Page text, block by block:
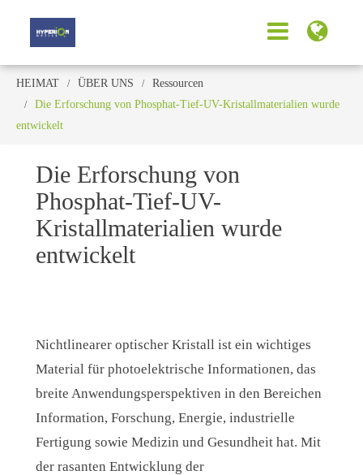
HEIMAT ÜBER UNS
Ressourcen
Die Erforschung von Phosphat-Tief-UV-Kristallmaterialien wurde
entwickelt
Die Erforschung von
Phosphat-Tief-UV-
Kristallmaterialien wurde
entwickelt
Nichtlinearer optischer Kristall ist ein wichtiges
Material für photoelektrische Informationen, das
breite Anwendungsperspektiven in den Bereichen
Information, Forschung, Energie, industrielle
Fertigung sowie Medizin und Gesundheit hat. Mit
der rasanten Entwicklung der